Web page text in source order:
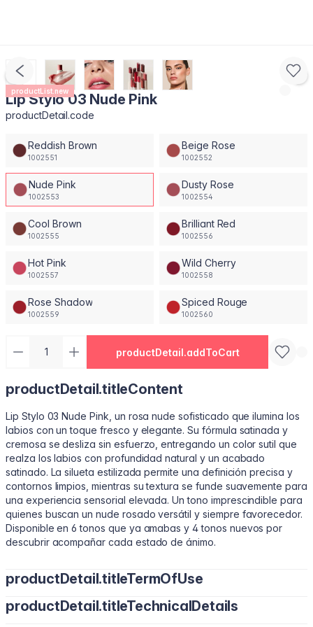
productList.new
Lip Stylo 03 Nude Pink
productDetail.code
Reddish Brown
1002551
Beige Rose
1002552
Nude Pink
1002553
Dusty Rose
1002554
Cool Brown
1002555
Brilliant Red
1002556
Hot Pink
1002557
Wild Cherry
1002558
Rose Shadow
1002559
Spiced Rouge
1002560
productDetail.addToCart
productDetail.titleContent
Lip Stylo 03 Nude Pink, un rosa nude sofisticado que ilumina los
labios con un toque fresco y elegante. Su fórmula satinada y
cremosa se desliza sin esfuerzo, entregando un color sutil que
realza los labios con profundidad natural y un acabado
satinado. La silueta estilizada permite una definición precisa y
contornos limpios, mientras su textura se funde suavemente para
una experiencia sensorial elevada. Un tono imprescindible para
quienes buscan un nude rosado versátil y siempre favorecedor.
Disponible en 6 tonos que ya amabas y 4 tonos nuevos por
descubrir acompañar cada estado de ánimo.
productDetail.titleTermOfUse
• Perfila tu contorno natural con el borde estilizado. • Inclina
productDetail.titleTechnicalDetails